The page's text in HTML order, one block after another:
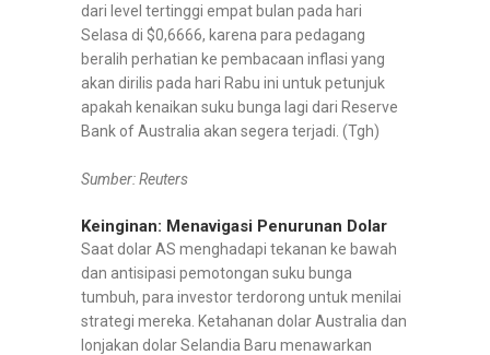
dari level tertinggi empat bulan pada hari
Selasa di $0,6666, karena para pedagang
beralih perhatian ke pembacaan inflasi yang
akan dirilis pada hari Rabu ini untuk petunjuk
apakah kenaikan suku bunga lagi dari Reserve
Bank of Australia akan segera terjadi. (Tgh)
Sumber: Reuters
Keinginan: Menavigasi Penurunan Dolar
Saat dolar AS menghadapi tekanan ke bawah
dan antisipasi pemotongan suku bunga
tumbuh, para investor terdorong untuk menilai
strategi mereka. Ketahanan dolar Australia dan
lonjakan dolar Selandia Baru menawarkan